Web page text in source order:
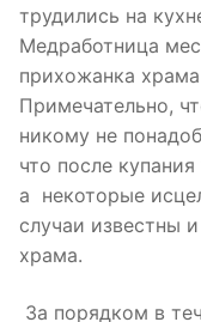
трудились на
Медработница
прихожанка
Примечательно,
никому не
что после
а некоторые
случаи известны
храма.
За порядком в